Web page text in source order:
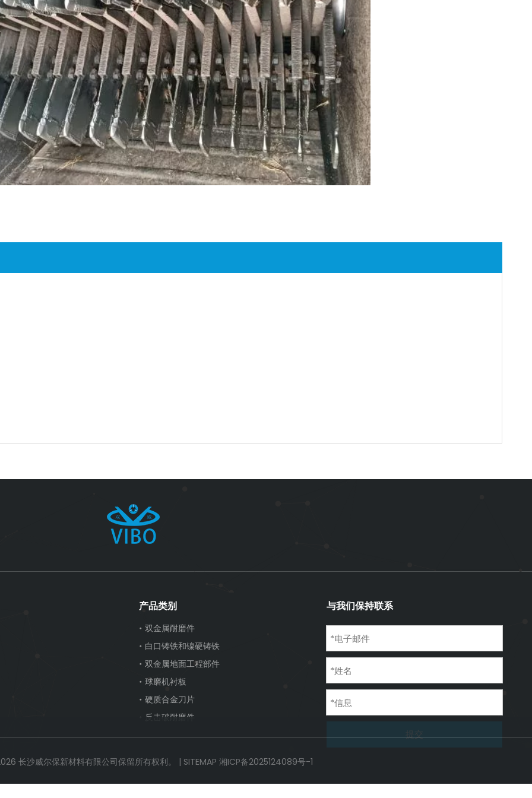
产品类别
双金属耐磨件
白口铸铁和镍硬铸铁
双金属地面工程部件
球磨机衬板
硬质合金刀片
反击破耐磨件
与我们保持联系
提交
长沙威尔保新材料有限公司保留所有权利。 | SITEMAP 湘ICP备2025124089号-1